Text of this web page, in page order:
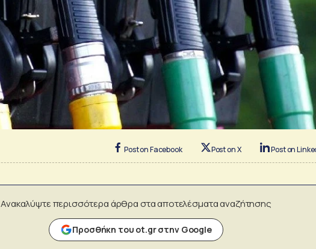
Post on Facebook Post on X Post on
Ανακαλύψτε περισσότερα άρθρα στα αποτελέσματα αναζήτησης
Προσθήκη του ot.gr στην Google